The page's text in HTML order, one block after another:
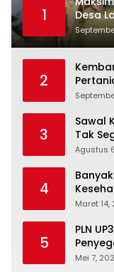
1
Desa
2
3
Sawal
Tak
Agustus
4
Maret 14,
5
PLN
Mei 7,